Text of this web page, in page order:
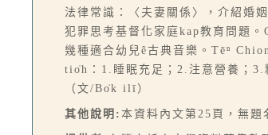
法律常識：〈夫妻關係〉，介紹婚
犯罪思考基督化家庭kap教育問題
幾種適合幼兒ê古典音樂。Tēⁿ
tio̍h：1.睡眠充足；2.注意營養；
（文/Bo̍k ilī）
其他說明: 本資料內文第25頁，無題